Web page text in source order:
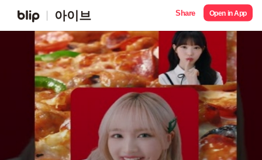
아이브 Share Open in App